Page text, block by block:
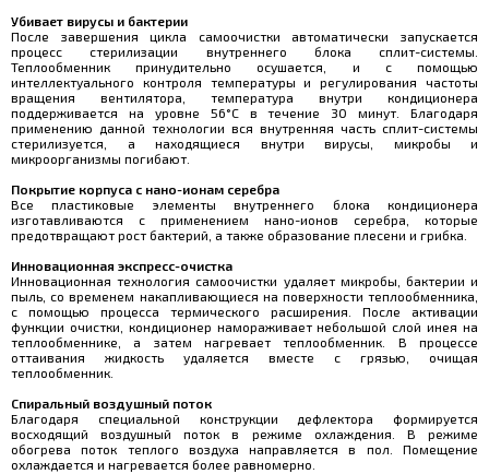
Убивает вирусы и бактерии
После завершения цикла самоочистки автоматически запускается
процесс стерилизации внутреннего блока сплит-системы.
Теплообменник принудительно осушается, и с помощью
интеллектуального контроля температуры и регулирования частоты
вращения вентилятора, температура внутри кондиционера
поддерживается на уровне 56°С в течение 30 минут. Благодаря
применению данной технологии вся внутренняя часть сплит-системы
стерилизуется, а находящиеся внутри вирусы, микробы и
микроорганизмы погибают.
Покрытие корпуса c нано-ионам серебра
Все пластиковые элементы внутреннего блока кондиционера
изготавливаются с применением нано-ионов серебра, которые
предотвращают рост бактерий, а также образование плесени и грибка.
Инновационная экспресс-очистка
Инновационная технология самоочистки удаляет микробы, бактерии и
пыль, со временем накапливающиеся на поверхности теплообменника,
с помощью процесса термического расширения. После активации
функции очистки, кондиционер намораживает небольшой слой инея на
теплообменнике, а затем нагревает теплообменник. В процессе
оттаивания жидкость удаляется вместе с грязью, очищая
теплообменник.
Спиральный воздушный поток
Благодаря специальной конструкции дефлектора формируется
восходящий воздушный поток в режиме охлаждения. В режиме
обогрева поток теплого воздуха направляется в пол. Помещение
охлаждается и нагревается более равномерно.